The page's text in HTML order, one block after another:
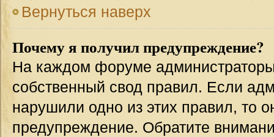
Вернуться наверх
Почему я получил предупреждение?
На каждом форуме
собственный свод правил. Если
нарушили одно из этих правил, то
предупреждение. Обратите